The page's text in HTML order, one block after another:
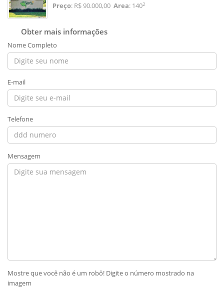
Preço: R$ 90.000,00 Area: 1402
Obter mais informações
Nome Completo
E-mail
Telefone
Mensagem
Mostre que você não é um robô! Digite o número mostrado na
imagem